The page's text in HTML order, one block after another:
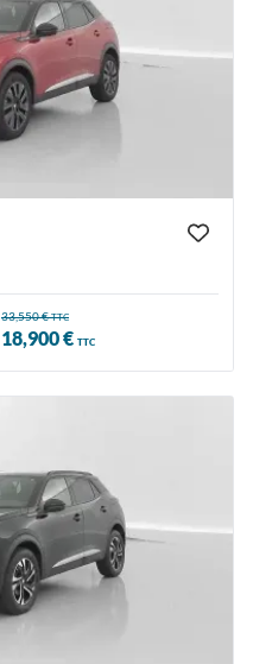
33,550 €TTC
18,900 € TTC